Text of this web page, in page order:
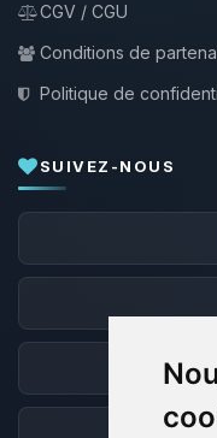
CGV / CGU
Conditions de
Politique de
SUIVEZ-NOUS